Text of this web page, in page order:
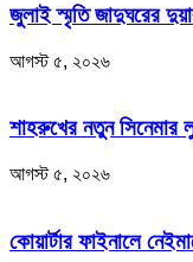
জুলাই স্মৃতি জাদুঘরের
আগস্ট ৫, ২০২৬
শাহরুখের নতুন সিনেমার
আগস্ট ৫, ২০২৬
কোয়ার্টার ফাইনালে